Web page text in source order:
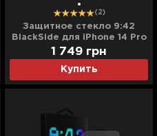
(2)
Защитное стекло 9:42
BlackSide для iPhone 14 Pro
Купить
1 749 грн